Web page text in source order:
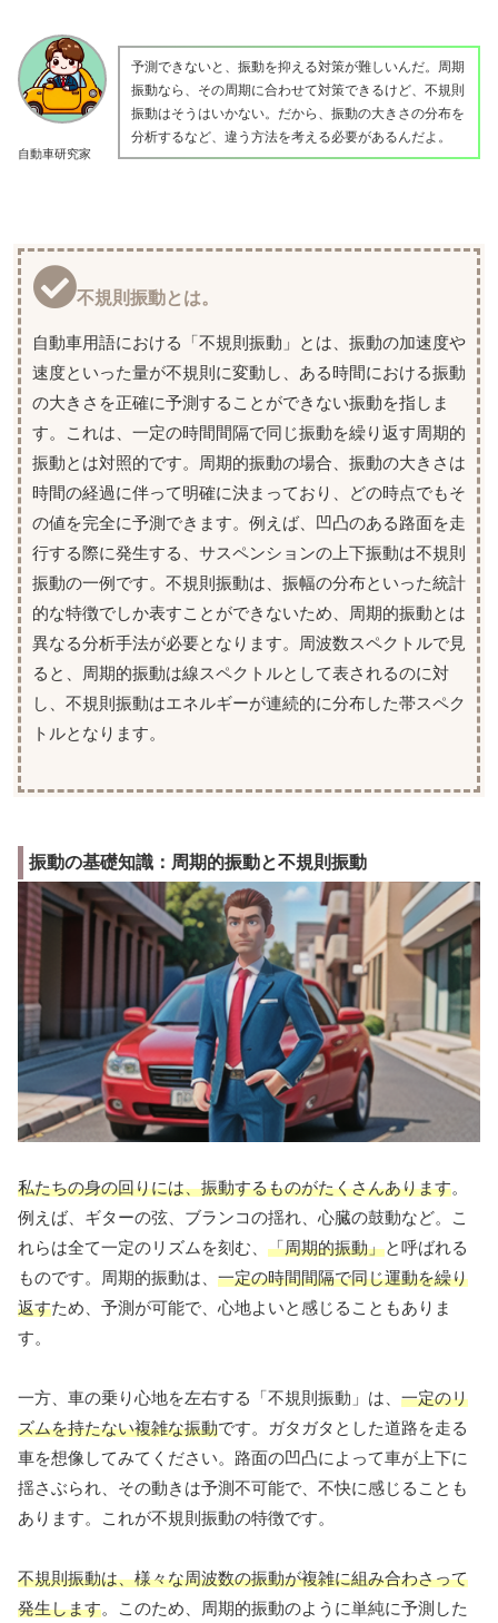
自動車研究家
予測できないと、振動を抑える対策が難しいんだ。周期
振動なら、その周期に合わせて対策できるけど、不規則
振動はそうはいかない。だから、振動の大きさの分布を
分析するなど、違う方法を考える必要があるんだよ。
不規則振動とは。
自動車用語における「不規則振動」とは、振動の加速度や
速度といった量が不規則に変動し、ある時間における振動
の大きさを正確に予測することができない振動を指しま
す。これは、一定の時間間隔で同じ振動を繰り返す周期的
振動とは対照的です。周期的振動の場合、振動の大きさは
時間の経過に伴って明確に決まっており、どの時点でもそ
の値を完全に予測できます。例えば、凹凸のある路面を走
行する際に発生する、サスペンションの上下振動は不規則
振動の一例です。不規則振動は、振幅の分布といった統計
的な特徴でしか表すことができないため、周期的振動とは
異なる分析手法が必要となります。周波数スペクトルで見
ると、周期的振動は線スペクトルとして表されるのに対
し、不規則振動はエネルギーが連続的に分布した帯スペク
トルとなります。
振動の基礎知識：周期的振動と不規則振動
私たちの身の回りには、振動するものがたくさんあります。
例えば、ギターの弦、ブランコの揺れ、心臓の鼓動など。こ
れらは全て一定のリズムを刻む、 「周期的振動」と呼ばれる
ものです。周期的振動は、 一定の時間間隔で同じ運動を繰り
返すため、予測が可能で、心地よいと感じることもありま
す。
一方、車の乗り心地を左右する「不規則振動」は、 一定のリ
ズムを持たない複雑な振動です。ガタガタとした道路を走る
車を想像してみてください。路面の凹凸によって車が上下に
揺さぶられ、その動きは予測不可能で、不快に感じることも
あります。これが不規則振動の特徴です。
不規則振動は、様々な周波数の振動が複雑に組み合わさって
発生します。このため、周期的振動のように単純に予測した